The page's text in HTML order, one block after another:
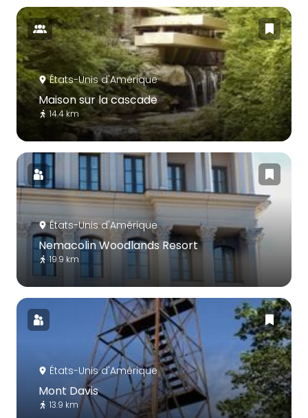
États-Unis d'Amérique
Maison sur la cascade
14.4 km
États-Unis d'Amérique
Nemacolin Woodlands Resort
19.9 km
États-Unis d'Amérique
Mont Davis
13.9 km